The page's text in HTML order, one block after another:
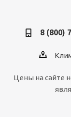
8 (800)
Цены на сайте